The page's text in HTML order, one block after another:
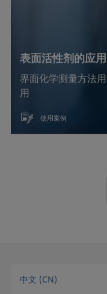
表面活性剂的应用
界面化学测量方法
用
使用案例
中文 (CN)